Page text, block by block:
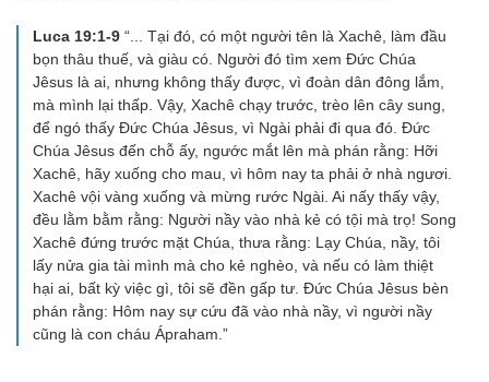
Luca 19:1-9 “... Tại đó, có một người tên là Xachê, làm đầu
bọn thâu thuế, và giàu có. Người đó tìm xem Đức Chúa
Jêsus là ai, nhưng không thấy được, vì đoàn dân đông lắm,
mà mình lại thấp. Vậy, Xachê chạy trước, trèo lên cây sung,
để ngó thấy Đức Chúa Jêsus, vì Ngài phải đi qua đó. Đức
Chúa Jêsus đến chỗ ấy, ngước mắt lên mà phán rằng: Hỡi
Xachê, hãy xuống cho mau, vì hôm nay ta phải ở nhà ngươi.
Xachê vội vàng xuống và mừng rước Ngài. Ai nấy thấy vậy,
đều lằm bằm rằng: Người nầy vào nhà kẻ có tội mà trọ! Song
Xachê đứng trước mặt Chúa, thưa rằng: Lạy Chúa, nầy, tôi
lấy nửa gia tài mình mà cho kẻ nghèo, và nếu có làm thiệt
hại ai, bất kỳ việc gì, tôi sẽ đền gấp tư. Đức Chúa Jêsus bèn
phán rằng: Hôm nay sự cứu đã vào nhà nầy, vì người nầy
cũng là con cháu Ápraham.”